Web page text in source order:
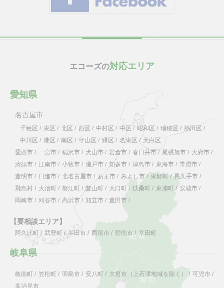
エコーズの対応エリア
愛知県
名古屋市
千種区 / 東区 / 北区 / 西区 / 中村区 / 中区 / 昭和区 / 瑞穂区 / 熱田区 /
中川区 / 港区 / 南区 / 守山区 / 緑区 / 名東区 / 天白区
愛西市 / 一宮市 / 稲沢市 / 犬山市 / 岩倉市 / 春日井市 / 尾張旭市 / 大府市 /
清須市 / 江南市 / 小牧市 / 瀬戸市 / 知多市 / 津島市 / 東海市 / 常滑市 /
豊明市 / 日進市 / 北名古屋市 / あま市 / みよし市/ 東郷町 / 長久手市 /
飛島村 / 大治町 / 蟹江町 / 豊山町 / 大口町 / 扶桑町 / 東浦町 / 安城市 /
岡崎市 / 刈谷市 / 高浜市 / 知立市 / 豊田市 /
【要相談エリア】
阿久比町 / 武豊町 / 半田市 / 西尾市 / 碧南市 / 幸田町
岐阜県
岐南町 / 笠松町 / 羽島市 / 安八町 / 大垣市（上石津地域を除く） / 可児市 /
多治見市